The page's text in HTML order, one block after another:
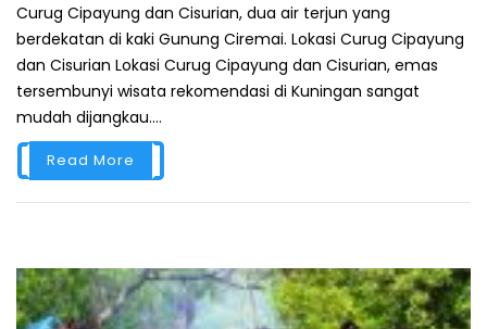
Curug Cipayung dan Cisurian, dua air terjun yang
berdekatan di kaki Gunung Ciremai. Lokasi Curug Cipayung
dan Cisurian Lokasi Curug Cipayung dan Cisurian, emas
tersembunyi wisata rekomendasi di Kuningan sangat
mudah dijangkau....
Read More